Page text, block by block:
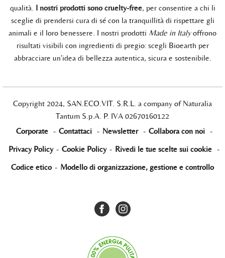
qualità. I nostri prodotti sono cruelty-free, per consentire a chi li
sceglie di prendersi cura di sé con la tranquillità di rispettare gli
animali e il loro benessere. I nostri prodotti Made in Italyoffrono
risultati visibili con ingredienti di pregio: scegli Bioearth per
abbracciare un'idea di bellezza autentica, sicura e sostenibile.
Copyright 2024, SAN.ECO.VIT. S.R.L. a company of Naturalia
Tantum S.p.A. P. IVA 02670160122
Corporate - Contattaci - Newsletter - Collabora con noi -
Privacy Policy - Cookie Policy - Rivedi le tue scelte sui cookie -
Codice etico - Modello di organizzazione, gestione e controllo